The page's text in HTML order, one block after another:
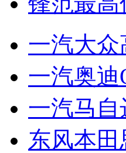
一汽大众
一汽奥迪
一汽马自
东风本田